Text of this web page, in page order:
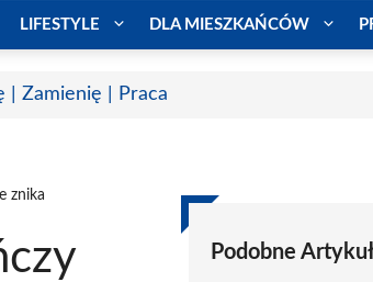
LIFESTYLE DLA MIESZKAŃCÓW
| Zamienię | Praca
znika
Podobne